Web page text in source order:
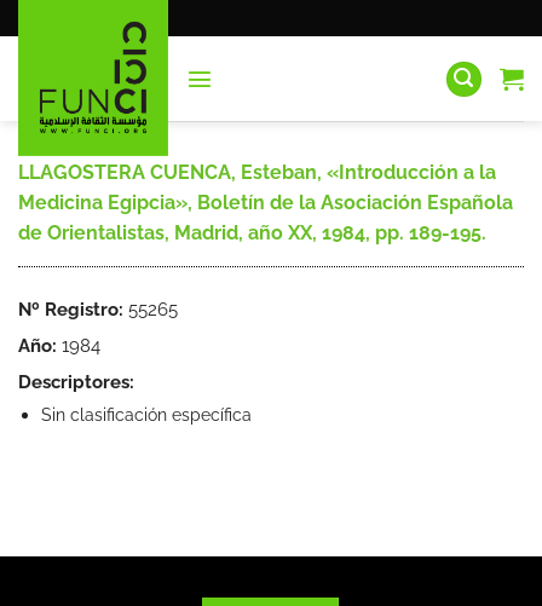
al
LLAGOSTERA CUENCA, Esteban, «Introducción a la
Medicina Egipcia», Boletín de la Asociación Española
de Orientalistas, Madrid, año XX, 1984, pp. 189-195.
Nº Registro: 55265
Año: 1984
Descriptores:
Sin clasificación específica